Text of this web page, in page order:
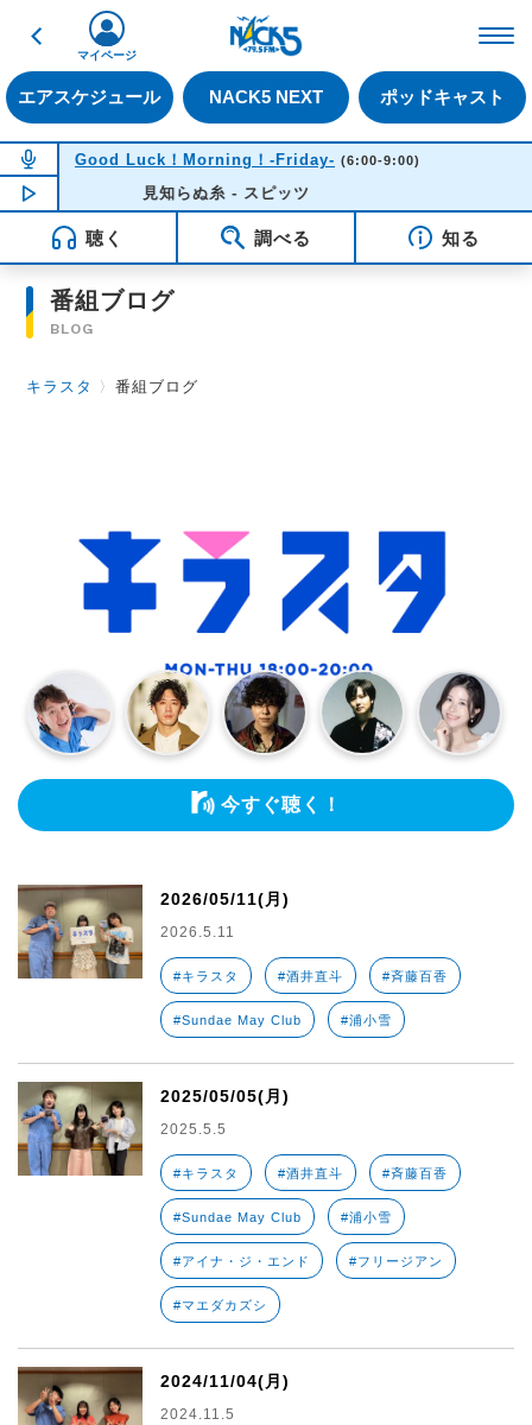
戻る
エアスケジュール NACK5 NEXT ポッドキャスト
マイページ
NOW ON AIR
Good Luck！Morning！-Friday- (6:00-9:00)
NOW PLAYING05:48
見知らぬ糸 - スピッツ
聴く 調べる 知る
番組ブログ
BLOG
キラスタ 〉番組ブログ
今すぐ聴く！
2026/05/11(月)
2026.5.11
#キラスタ #酒井直斗 #斉藤百香
#Sundae May Club #浦小雪
2025/05/05(月)
2025.5.5
#キラスタ #酒井直斗 #斉藤百香
#Sundae May Club #浦小雪
#アイナ・ジ・エンド #フリージアン
#マエダカズシ
2024/11/04(月)
2024.11.5